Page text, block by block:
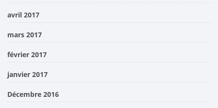
avril 2017
mars 2017
février 2017
janvier 2017
Décembre 2016